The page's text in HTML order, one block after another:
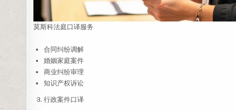
莫斯科法庭口译服务
合同纠纷调解
婚姻家庭案件
商业纠纷审理
知识产权诉讼
行政案件口译